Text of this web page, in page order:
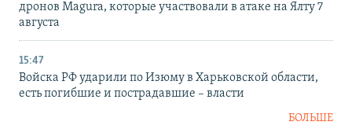
дронов Magura, которые участвовали в атаке на Ялту 7
августа
15:47
Войска РФ ударили по Изюму в Харьковской области,
есть погибшие и пострадавшие – власти
БОЛЬШЕ